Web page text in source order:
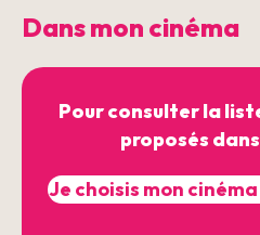
Dans mon cinéma
Pour consulter la
proposés